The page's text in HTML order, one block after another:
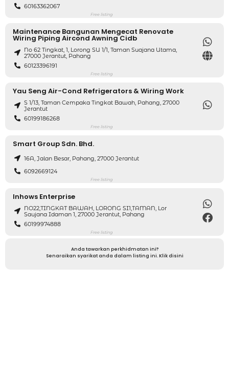
60163362067
Free listing
Maintenance Bangunan Mengecat Renovate
Wiring Piping Aircond Awning Cidb
No 62 Tingkat, 1, Lorong SU 1/1, Taman Suajana Utama,
27000 Jerantut, Pahang
60123396191
Free listing
Yau Seng Air-Cond Refrigerators & Wiring Work
S 1/13, Taman Cempaka Tingkat Bawah, Pahang, 27000
Jerantut
60199186268
Free listing
Smart Group Sdn. Bhd.
16A, Jalan Besar, Pahang, 27000 Jerantut
6092669124
Free listing
Inhows Enterprise
NO22,TINGKAT BAWAH, LORONG SI1,TAMAN, Lor
Saujana Idaman 1, 27000 Jerantut, Pahang
60199974888
Free listing
Anda tawarkan perkhidmatan ini?
Senaraikan syarikat anda dalam listing ini. Klik disini